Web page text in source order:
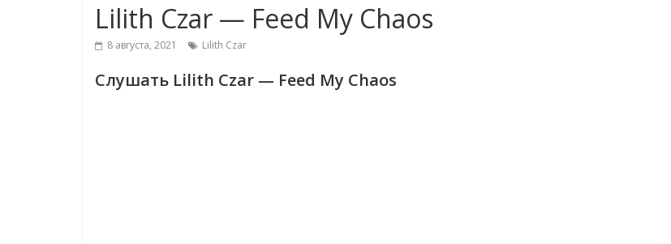
Lilith Czar — Feed My Chaos
8 августа, 2021 Lilith Czar
Слушать Lilith Czar — Feed My Chaos